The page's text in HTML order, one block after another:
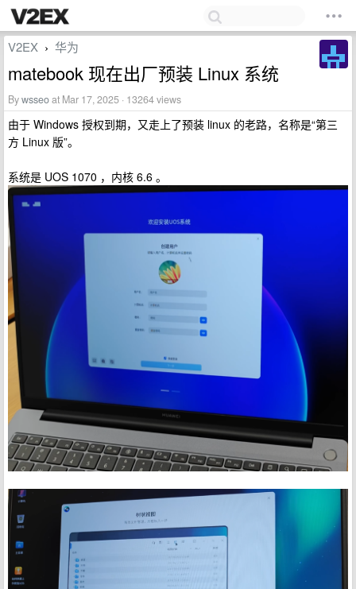
V2EX › 华为
matebook 现在出厂预装 Linux 系统
Bywsseoat Mar 17, 2025 · 13264 views
由于 Windows 授权到期，又走上了预装 linux 的老路，名称是“第三
方 Linux 版”。
系统是 UOS 1070 ，内核 6.6 。